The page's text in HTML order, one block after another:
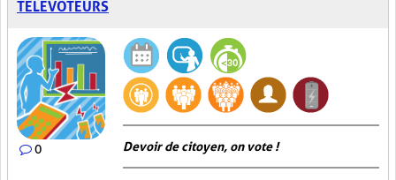
TÉLÉVOTEURS
0 Devoir de citoyen, on vote !